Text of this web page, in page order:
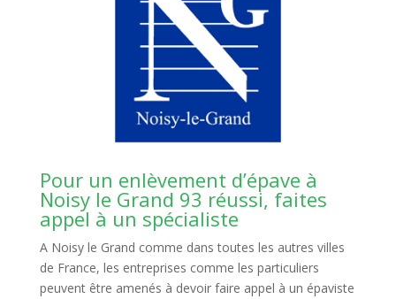
Pour un enlèvement d’épave à
Noisy le Grand 93 réussi, faites
appel à un spécialiste
A Noisy le Grand comme dans toutes les autres villes
de France, les entreprises comme les particuliers
peuvent être amenés à devoir faire appel à un épaviste